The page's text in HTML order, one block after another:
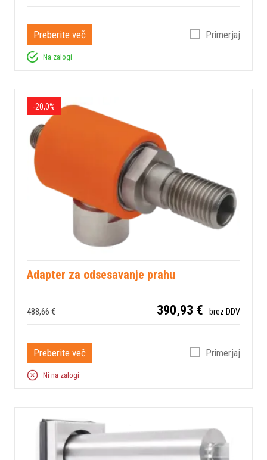
Preberite več Primerjaj
Na zalogi
-20,0%
Adapter za odsesavanje prahu
488,66 € 390,93 € brez DDV
Preberite več Primerjaj
Ni na zalogi